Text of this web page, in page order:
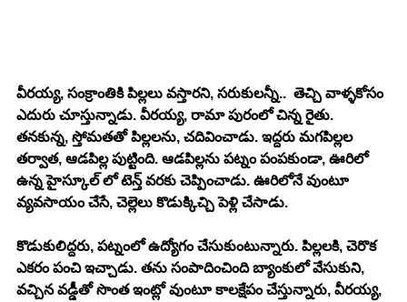
వీరయ్య, సంక్రాంతికి పిల్లలు వస్తారని, సరుకులన్నీ..  తెచ్చి వాళ్ళకోసం
ఎదురు చూస్తున్నాడు. వీరయ్య, రామా పురంలో చిన్న రైతు.
తనకున్న, స్తోమతతో పిల్లలను, చదివించాడు. ఇద్దరు మగపిల్లల
తర్వాత, ఆడపిల్ల పుట్టింది. ఆడపిల్లను పట్నం పంపకుండా, ఊరిలో
ఉన్న హైస్కూల్ లో టెన్త్ వరకు చెప్పించాడు. ఊరిలోనే వుంటూ
వ్యవసాయం చేసే, చెల్లెలు కొడుక్కిచ్చి పెళ్లి చేసాడు.
కొడుకులిద్దరు, పట్నంలో ఉద్యోగం చేసుకుంటున్నారు. పిల్లలకి, చెరొక
ఎకరం పంచి ఇచ్చాడు. తను సంపాదించింది బ్యాంకులో వేసుకుని,
వచ్చిన వడ్డీతో సొంత ఇంట్లో వుంటూ కాలక్షేపం చేస్తున్నారు, వీరయ్య,